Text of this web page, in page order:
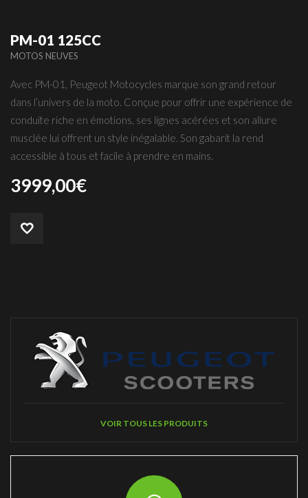
PM-01 125CC
MOTOS NEUVES
Avec PM-01, Peugeot Motocycles marque son grand retour
dans l’univers de la moto. Conçue pour offrir une expérience de
conduite riche en émotions, ses lignes acérées et son allure
musclée lui offrent un style inégalable. Son gabarit la rend
accessible à tous et facile à prendre en mains.
3999,00€
VOIR TOUS LES PRODUITS